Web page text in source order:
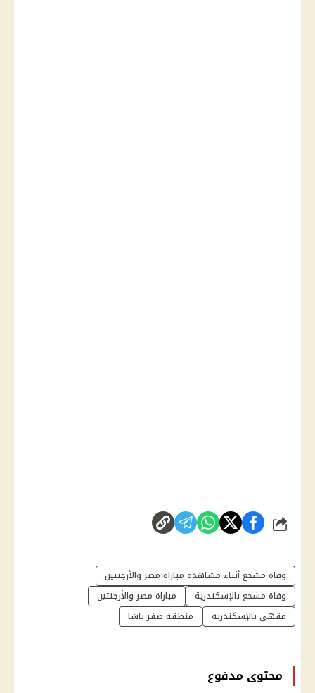
شارك
وفاة مشجع أثناء مشاهدة مباراة مصر والأرجنتين
وفاة مشجع بالإسكندرية
مباراة مصر والأرجنتين
مقهى بالإسكندرية
منطقة صفر باشا
محتوى مدفوع